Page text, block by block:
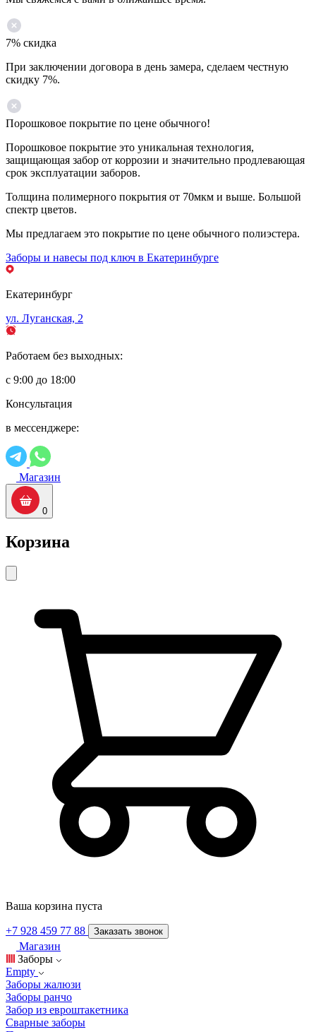
7% скидка
При заключении договора в день замера, сделаем честную
скидку 7%.
Порошковое покрытие по цене обычного!
Порошковое покрытие это уникальная технология,
защищающая забор от коррозии и значительно продлевающая
срок эксплуатации заборов.
Толщина полимерного покрытия от 70мкм и выше. Большой
спектр цветов.
Мы предлагаем это покрытие по цене обычного полиэстера.
Заборы и навесы под ключ в Екатеринбурге
Екатеринбург
ул. Луганская, 2
Работаем без выходных:
с 9:00 до 18:00
Консультация
в мессенджере:
Магазин
0
Корзина
Ваша корзина пуста
+7 928 459 77 88 Заказать звонок
Магазин
Заборы
Empty
Заборы жалюзи
Заборы ранчо
Забор из евроштакетника
Сварные заборы